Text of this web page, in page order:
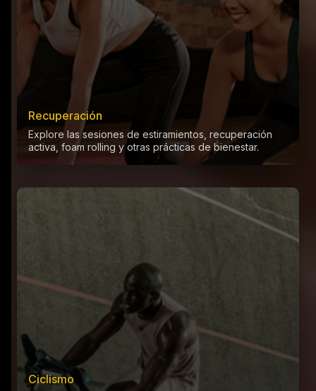
Recuperación
Explore las sesiones de estiramientos, recuperación
activa, foam rolling y otras prácticas de bienestar.
Ciclismo